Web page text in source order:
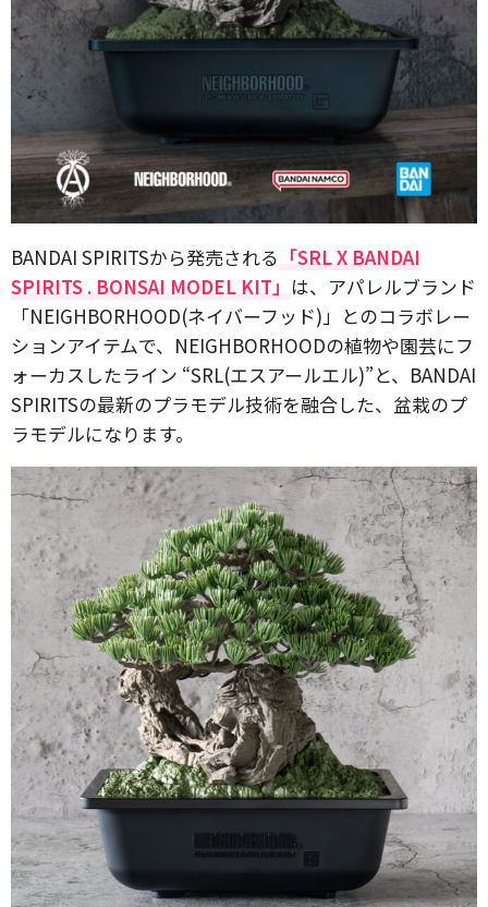
BANDAI SPIRITSから発売される 「SRL X BANDAI
SPIRITS . BONSAI MODEL KIT」 は、アパレルブランド
「NEIGHBORHOOD(ネイバーフッド)」とのコラボレー
ションアイテムで、NEIGHBORHOODの植物や園芸にフ
ォーカスしたライン “SRL(エスアールエル)”と、BANDAI
SPIRITSの最新のプラモデル技術を融合した、盆栽のプ
ラモデルになります。